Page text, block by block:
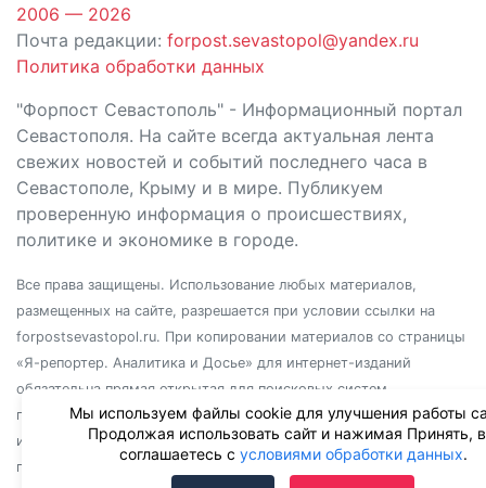
2006 — 2026
Почта редакции: forpost.sevastopol@yandex.ru
Политика обработки данных
"Форпост Севастополь" - Информационный портал
Севастополя. На сайте всегда актуальная лента
свежих новостей и событий последнего часа в
Севастополе, Крыму и в мире. Публикуем
проверенную информация о происшествиях,
политике и экономике в городе.
Все права защищены. Использование любых материалов,
размещенных на сайте, разрешается при условии ссылки на
forpostsevastopol.ru. При копировании материалов со страницы
«Я-репортер. Аналитика и Досье» для интернет-изданий
обязательна прямая открытая для поисковых систем
гиперссылка. Независимо от полного или частичного
использования материалов, ссылка должна быть размещена в
подзаголовке или первом абзаце материала.
Мы используем файлы cookie для улучшения работы
Продолжая использовать сайт и нажимая Принять,
соглашаетесь с условиями обработки данных.